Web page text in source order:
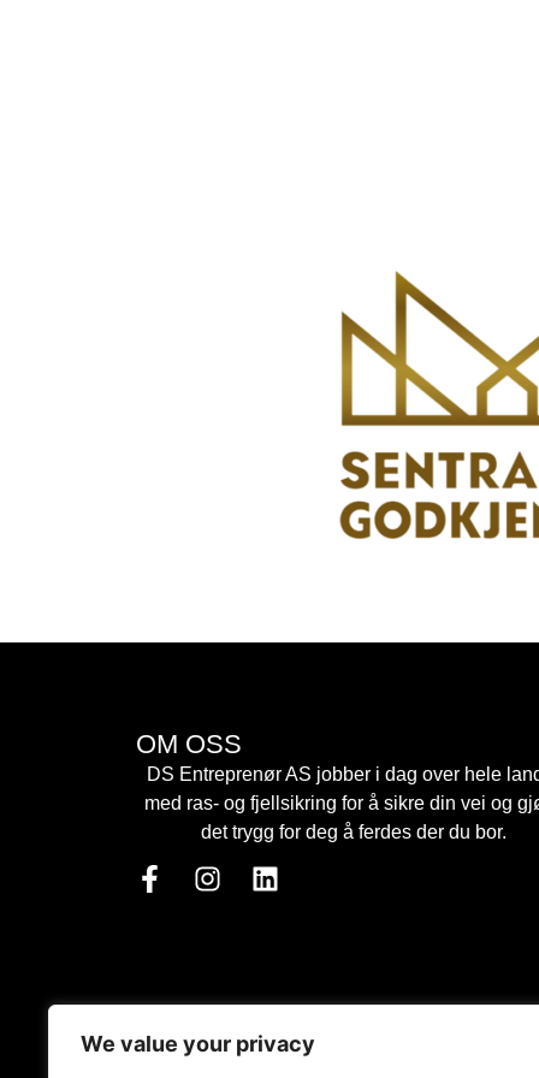
We value your privacy
OM OSS
DS Entreprenør AS jobber i dag over hele
med ras- og fjellsikring for å sikre din vei og
det trygg for deg å ferdes der du bor.